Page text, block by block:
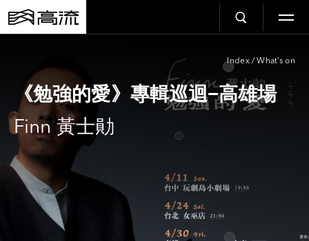
Index / What’s on
《勉強的愛》專輯巡迴−高雄場
Finn 黃士勛